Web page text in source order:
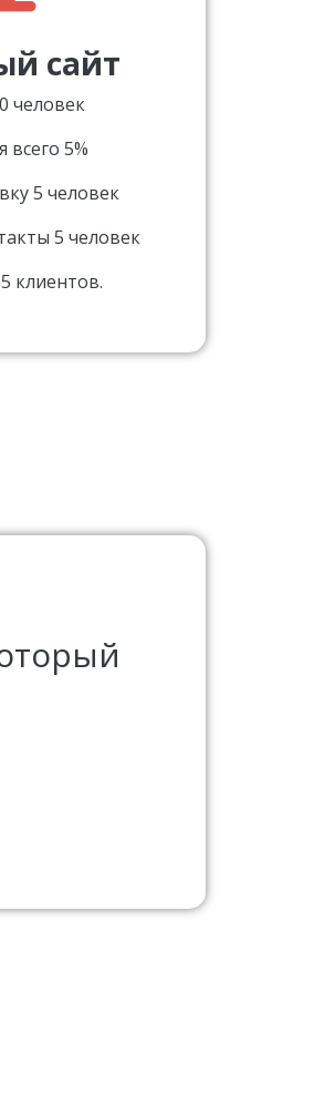
сайт
человек
всего 5%
5 человек
5 человек
клиентов.